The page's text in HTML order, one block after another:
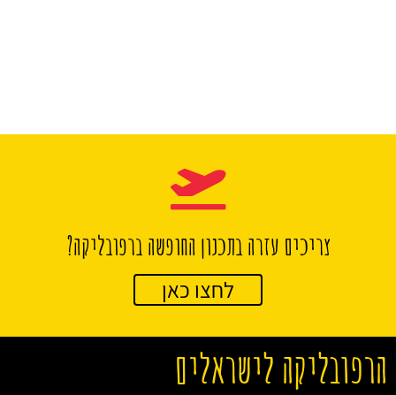
צריכים עזרה בתכנון החופשה ברפובליקה?
לחצו כאן
הרפובליקה לישראלים